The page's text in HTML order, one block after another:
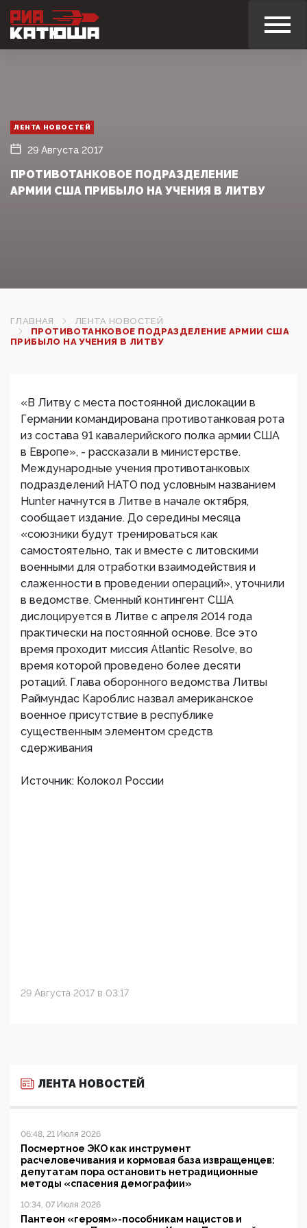
ЛЕНТА НОВОСТЕЙ
29 Августа 2017
ПРОТИВОТАНКОВОЕ ПОДРАЗДЕЛЕНИЕ
АРМИИ США ПРИБЫЛО НА УЧЕНИЯ В ЛИТВУ
ГЛАВНАЯ
ЛЕНТА НОВОСТЕЙ
ПРОТИВОТАНКОВОЕ ПОДРАЗДЕЛЕНИЕ АРМИИ США
ПРИБЫЛО НА УЧЕНИЯ В ЛИТВУ
«В Литву с места постоянной дислокации в
Германии командирована противотанковая рота
из состава 91 кавалерийского полка армии США
в Европе», - рассказали в министерстве.
Международные учения противотанковых
подразделений НАТО под условным названием
Hunter начнутся в Литве в начале октября,
сообщает издание. До середины месяца
«союзники будут тренироваться как
самостоятельно, так и вместе с литовскими
военными для отработки взаимодействия и
слаженности в проведении операций», уточнили
в ведомстве. Сменный контингент США
дислоцируется в Литве с апреля 2014 года
практически на постоянной основе. Все это
время проходит миссия Atlantic Resolve, во
время которой проведено более десяти
ротаций. Глава оборонного ведомства Литвы
Раймундас Кароблис назвал американское
военное присутствие в республике
существенным элементом средств
сдерживания
Источник: Колокол России
29 Августа 2017 в 03:17
ЛЕНТА НОВОСТЕЙ
06:48, 21 Июля 2026
Посмертное ЭКО как инструмент
расчеловечивания и кормовая база извращенцев:
депутатам пора остановить нетрадиционные
методы «спасения демографии»
10:34, 07 Июля 2026
Пантеон «героям»-пособникам нацистов и